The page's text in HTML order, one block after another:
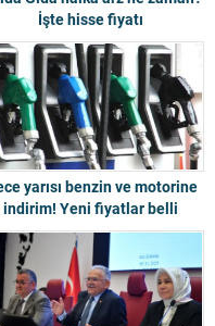
İşte hisse fiyatı
yarısı benzin ve motorine
indirim! Yeni fiyatlar belli